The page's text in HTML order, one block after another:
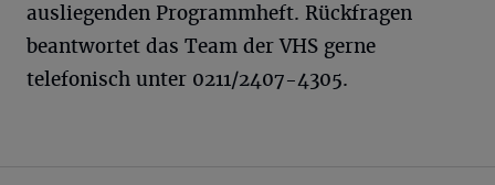
ausliegenden Programmheft. Rückfragen
beantwortet das Team der VHS gerne
telefonisch unter 0211/2407-4305.